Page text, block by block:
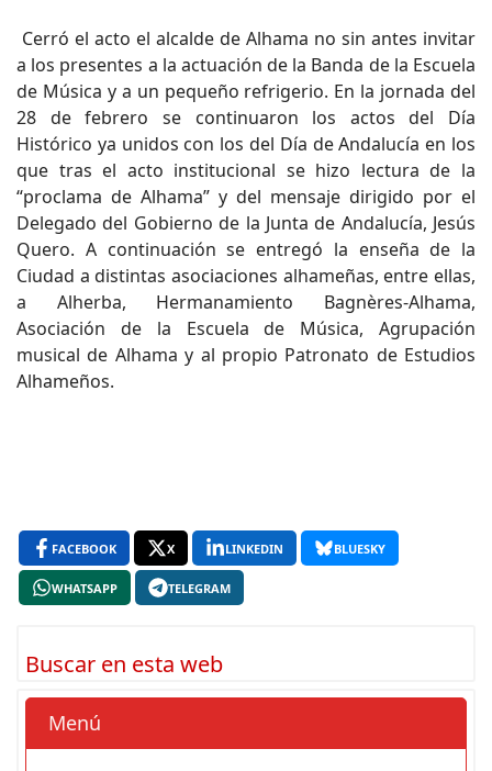
Cerró el acto el alcalde de Alhama no sin antes invitar
a los presentes a la actuación de la Banda de la Escuela
de Música y a un pequeño refrigerio. En la jornada del
28 de febrero se continuaron los actos del Día
Histórico ya unidos con los del Día de Andalucía en los
que tras el acto institucional se hizo lectura de la
“proclama de Alhama” y del mensaje dirigido por el
Delegado del Gobierno de la Junta de Andalucía, Jesús
Quero. A continuación se entregó la enseña de la
Ciudad a distintas asociaciones alhameñas, entre ellas,
a Alherba, Hermanamiento Bagnères-Alhama,
Asociación de la Escuela de Música, Agrupación
musical de Alhama y al propio Patronato de Estudios
Alhameños.
FACEBOOK X LINKEDIN BLUESKY
WHATSAPP TELEGRAM
Buscar en esta web
Menú